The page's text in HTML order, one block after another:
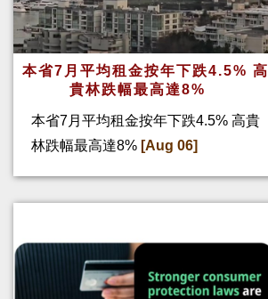
本省7月平均租金按年下跌4.5% 高
貴林跌幅最高達8%
本省7月平均租金按年下跌4.5% 高貴
林跌幅最高達8% [Aug 06]